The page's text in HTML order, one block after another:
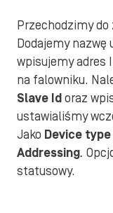
Przechodzimy do
Dodajemy nazwę
wpisujemy adres
na falowniku.
Slave Id oraz
ustawialiśmy
Jako Device type
Addressing.
statusowy.